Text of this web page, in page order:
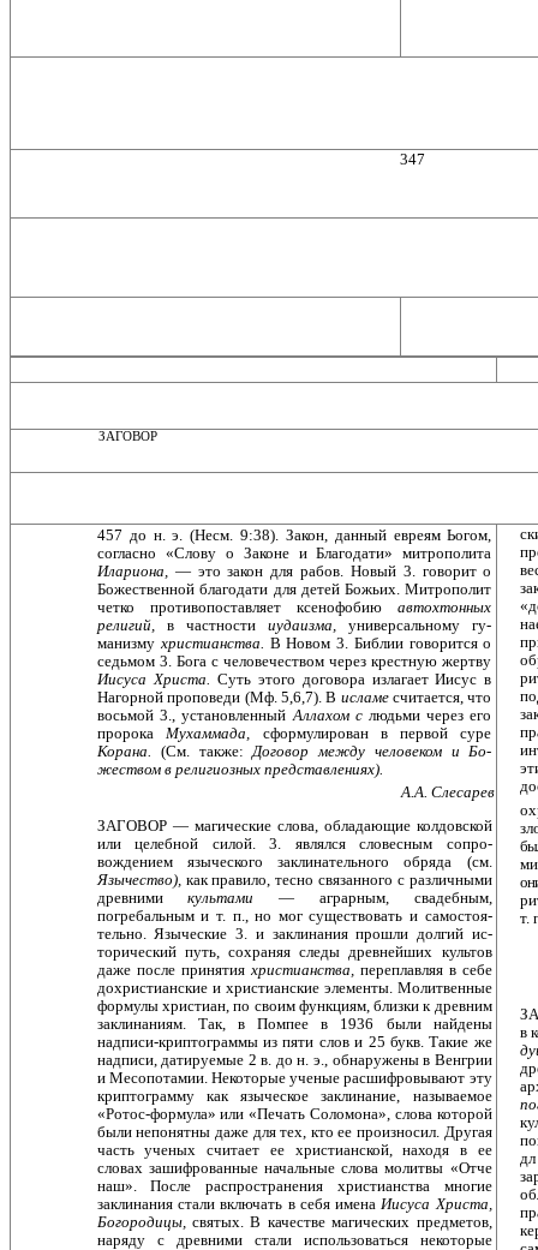
347
ЗАГОВОР
457 до н. э. (Несм. 9:38). Закон, данный евреям Ьогом,
согласно «Слову о Законе и Благодати» митрополита
Илариона, — это закон для рабов. Новый 3. говорит о
Божественной благодати для детей Божьих. Митропо­лит
четко противопоставляет ксенофобиюавтохтон­ных
религий,в частностииудаизма,универсальному гу­
манизму христианства. В Новом 3. Библии говорится о
седьмом 3. Бога с человечеством через крестную жер­тву
Иисуса Христа. Суть этого договора излагает Иисус в
Нагорной проповеди (Мф. 5,6,7). В исламесчитается, что
восьмой 3., установленный Аллахом с людьми че­рез его
пророка Мухаммада, сформулирован в первой суре
Корана. (См. также: Договор между человеком и Бо­
жеством в религиозных представлениях).
A.A. Слесарев
ЗАГОВОР — магические слова, обладающие колдов­ской
или целебной силой. 3. являлся словесным сопро­
вождением языческого заклинательного обряда (см.
Язычество), как правило, тесно связанного с различ­ными
древнимикультами— аграрным, свадебным,
погребальным и т. п., но мог существовать и самостоя­
тельно. Языческие 3. и заклинания прошли долгий ис­
торический путь, сохраняя следы древнейших культов
даже после принятия христианства, переплавляя в себе
дохристианские и христианские элементы. Молитвен­ные
формулы христиан, по своим функциям, близки к древним
заклинаниям. Так, в Помпее в 1936 были най­дены
надписи-криптограммы из пяти слов и 25 букв. Такие же
надписи, датируемые 2 в. до н. э., обнаружены в Венгрии
и Месопотамии. Некоторые ученые расшиф­ровывают эту
криптограмму как языческое заклина­ние, называемое
«Ротос-формула» или «Печать Соло­мона», слова которой
были непонятны даже для тех, кто ее произносил. Другая
часть ученых считает ее хри­стианской, находя в ее
словах зашифрованные началь­ные слова молитвы «Отче
наш». После распростране­ния христианства многие
заклинания стали включать в себя именаИисуса Христа,
Богородицы,святых. В ка­честве магических предметов,
наряду с древними ста­ли использоваться некоторые
т.
в